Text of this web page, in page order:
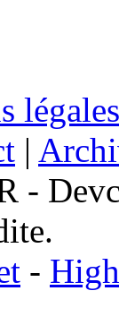
légales
|
-
-